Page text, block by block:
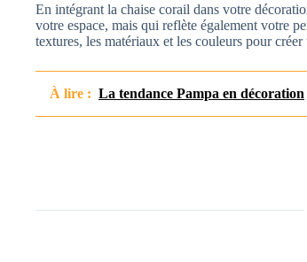
En intégrant la chaise corail dans votre
votre espace, mais qui reflète également votre
textures, les matériaux et les couleurs pour
À lire : La tendance Pampa en décoration